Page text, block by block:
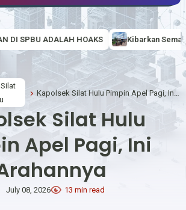
Kibarkan Semangat Nasionalisme di
Silat Hulu
Apel Pagi, Ini
July 08, 2026 13 min read